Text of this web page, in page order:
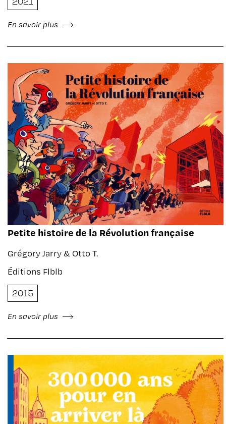
En savoir plus
Petite histoire de la Révolution française
Grégory Jarry & Otto T.
Éditions Flblb
2015
En savoir plus